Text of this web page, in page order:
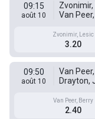
09:15
août 10
Zvonimir,
Van
Zvonimir, Lesic
3.20
09:50
août 10
Van
Drayton,
Van Peer, Berry
2.40